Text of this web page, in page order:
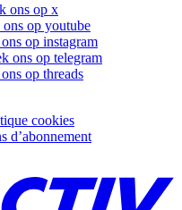
ons op x
op youtube
op instagram
ons op telegram
op threads
cookies
d’abonnement